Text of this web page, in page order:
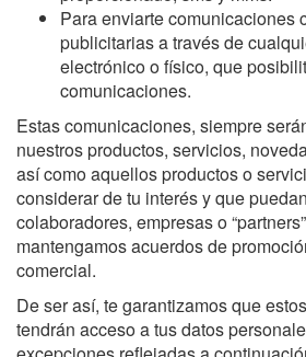
Para enviarte comunicaciones
publicitarias a través de
electrónico o físico, que
comunicaciones.
Estas comunicaciones, siempre
nuestros productos, servicios,
así como aquellos productos o
considerar de tu interés y que
colaboradores, empresas o
mantengamos acuerdos de
comercial.
De ser así, te garantizamos que
tendrán acceso a tus datos